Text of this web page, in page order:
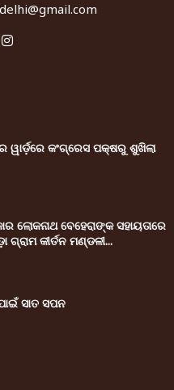
ୱାର୍ଡ଼ରେ କଂଗ୍ରେସ ପକ୍ଷରୁ ଶୁଖିଲା
ଲୋକନାଥ ବେହେରାଙ୍କ ସହାୟତାରେ
ଗ୍ରାମ କୀର୍ତନ ମଣ୍ଡଳୀ...
ସାତ ସପନ